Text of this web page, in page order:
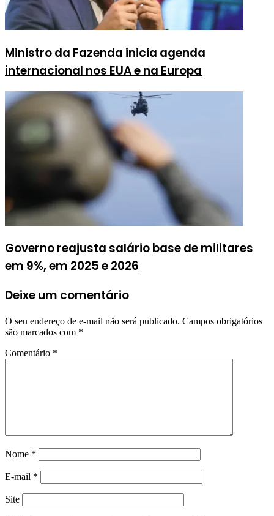
Ministro da Fazenda inicia agenda
internacional nos EUA e na Europa
Governo reajusta salário base de militares
em 9%, em 2025 e 2026
Deixe um comentário
O seu endereço de e-mail não será publicado. Campos obrigatórios
são marcados com *
Comentário *
Nome *
E-mail *
Site